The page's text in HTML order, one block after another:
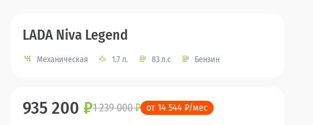
LADA Niva Legend
Механическая 1.7 л. 83 л.с Бензин
935 200 ₽1 239 000₽ от 14 544 ₽/мес